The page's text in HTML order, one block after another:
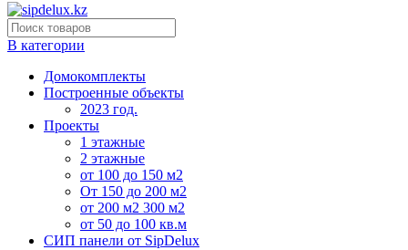
В категории
Домокомплекты
Построенные объекты
2023 год.
Проекты
1 этажные
2 этажные
от 100 до 150 м2
От 150 до 200 м2
от 200 м2 300 м2
от 50 до 100 кв.м
СИП панели от SipDelux